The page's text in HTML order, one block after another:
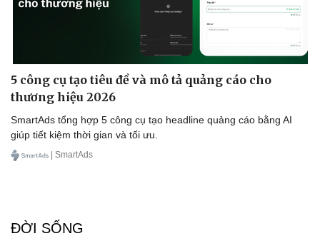
Văn hóa
Sân khấu - Điện ảnh
Âm nhạc
Di sản
Giải trí
5 công cụ tạo tiêu đề và mô tả quảng cáo cho
thương hiệu 2026
SmartAds tổng hợp 5 công cụ tạo headline quảng cáo bằng AI
giúp tiết kiệm thời gian và tối ưu.
| SmartAds
ĐỜI SỐNG